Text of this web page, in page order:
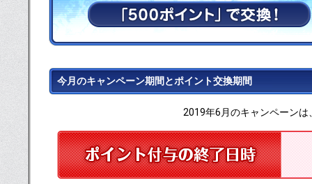
今月のキャンペーン期間とポイント交換期間
2019年6月のキャンペーン